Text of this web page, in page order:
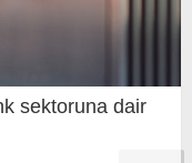
sektoruna dair